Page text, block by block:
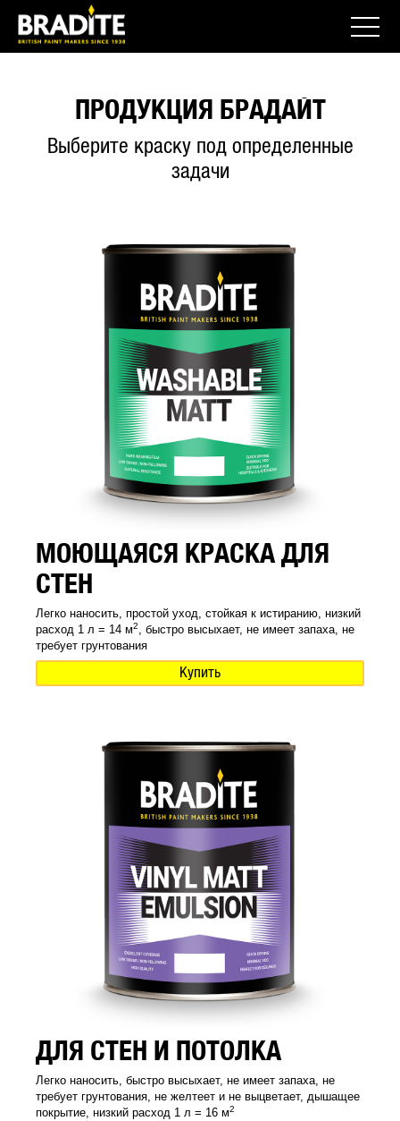
ПРОДУКЦИЯ БРАДАЙТ
Выберите краску под определенные
задачи
МОЮЩАЯСЯ КРАСКА ДЛЯ
СТЕН
Легко наносить, простой уход, стойкая к истиранию, низкий
расход 1 л = 14 м2
, быстро высыхает, не имеет запаха, не
требует грунтования
Купить
ДЛЯ СТЕН И ПОТОЛКА
Легко наносить, быстро высыхает, не имеет запаха, не
требует грунтования, не желтеет и не выцветает, дышащее
покрытие, низкий расход 1 л = 16 м2